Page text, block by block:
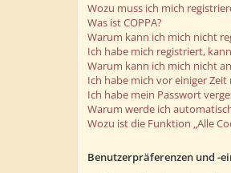
Wozu muss ich mich
Was ist COPPA?
Warum kann ich mich nicht
Ich habe mich registriert,
Warum kann ich mich nicht
Ich habe mich vor einiger
Ich habe mein Passwort
Warum werde ich
Wozu ist die Funktion „Alle
Benutzerpräferenzen und -